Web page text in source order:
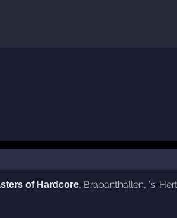
of Hardcore, Brabanthallen, 's-